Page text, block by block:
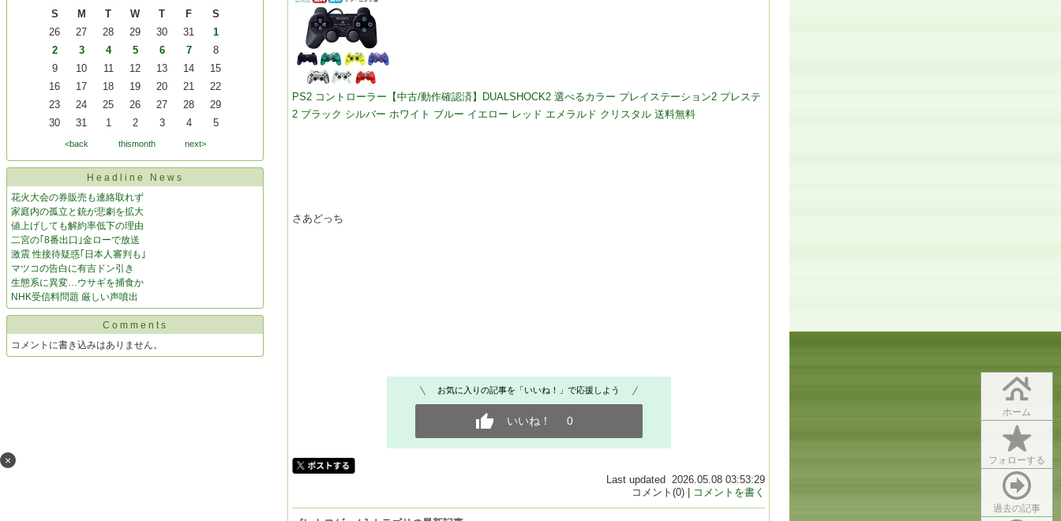
ホーム
フォローする
過去の記事
×
S
M T W T F
S
26
27 28 29 30 31
1
2
3 4 5 6 7
8
9
10 11 12 13 14
15
16
17 18 19 20 21
22
23
24 25 26 27 28
29
30
31 1 2 3 4 5
<back thismonth next>
Headline News
花火大会の券販売も連絡取れず
家庭内の孤立と銃が悲劇を拡大
値上げしても解約率低下の理由
二宮の｢8番出口｣金ローで放送
激震 性接待疑惑｢日本人審判も｣
マツコの告白に有吉ドン引き
生態系に異変…ウサギを捕食か
NHK受信料問題 厳しい声噴出
Comments
コメントに書き込みはありません。
PS2 コントローラー【中古/動作確認済】DUALSHOCK2 選べるカラー プレイステーション2 プレステ
2 ブラック シルバー ホワイト ブルー イエロー レッド エメラルド クリスタル 送料無料
さあどっち
お気に入りの記事を「いいね！」で応援しよう
いいね！ 0
Last updated 2026.05.08 03:53:29
コメント(0) |
コメントを書く